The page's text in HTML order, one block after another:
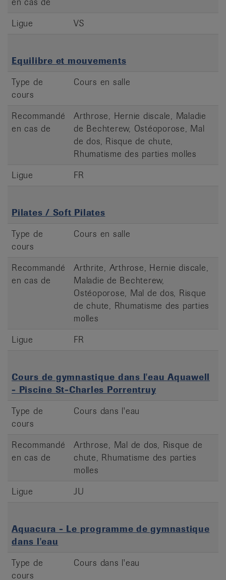
Ligue
VS
Equilibre et mouvements
Type de
cours
Cours en salle
Recommandé
en cas de
Arthrose, Hernie discale, Maladie
de Bechterew, Ostéoporose, Mal
de dos, Risque de chute,
Rhumatisme des parties molles
Ligue
FR
Pilates / Soft Pilates
Type de
cours
Cours en salle
Recommandé
en cas de
Arthrite, Arthrose, Hernie discale,
Maladie de Bechterew,
Ostéoporose, Mal de dos, Risque
de chute, Rhumatisme des parties
molles
Ligue
FR
Cours de gymnastique dans l'eau Aquawell
- Piscine St-Charles Porrentruy
Type de
cours
Cours dans l'eau
Recommandé
en cas de
Arthrose, Mal de dos, Risque de
chute, Rhumatisme des parties
molles
Ligue
JU
Aquacura - Le programme de gymnastique
dans l'eau
Type de
cours
Cours dans l'eau